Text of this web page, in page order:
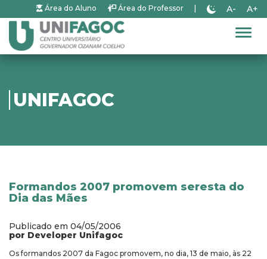
Área do Aluno Área do Professor A- A+
UNIFAGOC
Formandos 2007 promovem seresta do
Dia das Mães
Publicado em 04/05/2006
por Developer Unifagoc
Os formandos 2007 da Fagoc promovem, no dia, 13 de maio, às 22